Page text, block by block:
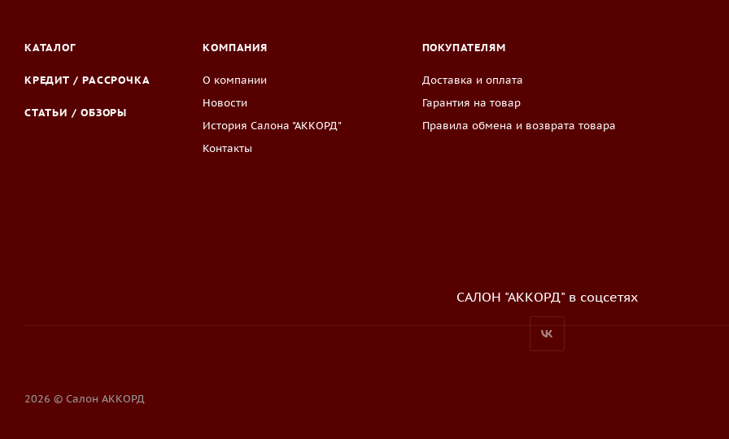
КАТАЛОГ
КРЕДИТ / РАССРОЧКА
СТАТЬИ / ОБЗОРЫ
КОМПАНИЯ
О компании
Новости
История Салона "АККОРД"
Контакты
ПОКУПАТЕЛЯМ
Доставка и оплата
Гарантия на товар
Правила обмена и возврата товара
САЛОН "АККОРД" в соцсетях
2026 © Салон АККОРД